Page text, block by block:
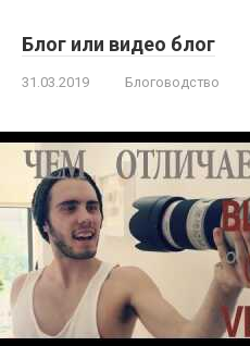
Блог или видео блог
31.03.2019 Блоговодство